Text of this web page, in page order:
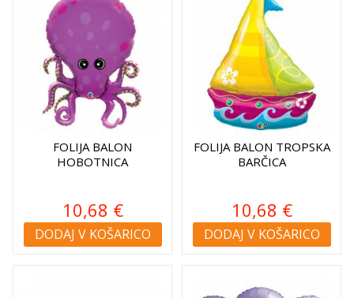
FOLIJA BALON
HOBOTNICA
10,68 €
DODAJ V KOŠARICO
FOLIJA BALON TROPSKA
BARČICA
10,68 €
DODAJ V KOŠARICO